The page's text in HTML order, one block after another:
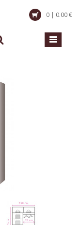
0 | 0.00 €